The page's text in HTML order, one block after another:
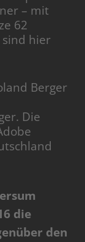
– mit
62
sind hier
Berger
Die
die
den